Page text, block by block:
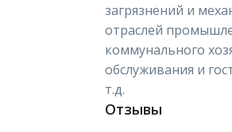
загрязнений и
отраслей
коммунального
обслуживания и
т.д.
Отзывы